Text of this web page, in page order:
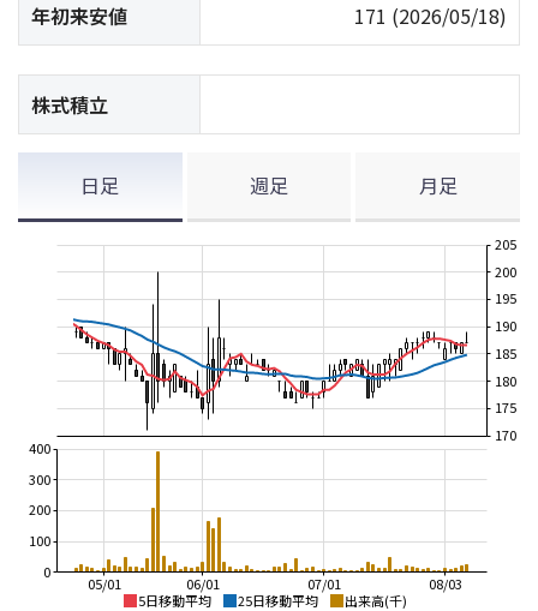
年初来安値 171 (2026/05/18)
株式積立
日足 週足 月足
5日移動平均 25日移動平均 出来高(千)
08/03
07/01
06/01
05/01
170
175
180
185
190
195
200
205
0
100
200
300
400